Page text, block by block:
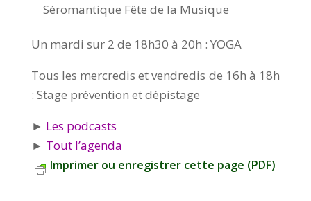
Séromantique Fête de la Musique
Un mardi sur 2 de 18h30 à 20h : YOGA
Tous les mercredis et vendredis de 16h à 18h
: Stage prévention et dépistage
► Les podcasts
► Tout l’agenda
Imprimer ou enregistrer cette page (PDF)